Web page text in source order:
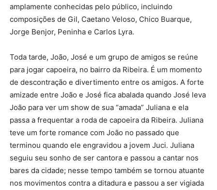
amplamente conhecidas pelo público, incluindo
composições de Gil, Caetano Veloso, Chico Buarque,
Jorge Benjor, Peninha e Carlos Lyra.
Toda tarde, João, José e um grupo de amigos se reúne
para jogar capoeira, no bairro da Ribeira. É um momento
de descontração e divertimento entre os amigos. A forte
amizade entre João e José fica abalada quando José leva
João para ver um show de sua “amada” Juliana e ela
passa a frequentar a roda de capoeira da Ribeira. Juliana
teve um forte romance com João no passado que
terminou quando ele engravidou a jovem Juci. Juliana
seguiu seu sonho de ser cantora e passou a cantar nos
bares da cidade; nesse tempo também se tornou atuante
nos movimentos contra a ditadura e passou a ser vigiada